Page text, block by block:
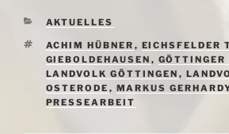
KATEGORIEN
AKTUELLES
SCHLAGWÖRTER
ACHIM HÜBNER , EICHSFELDER
GIEBOLDEHAUSEN ,
LANDVOLK GÖTTINGEN ,
OSTERODE , MARKUS
PRESSEARBEIT